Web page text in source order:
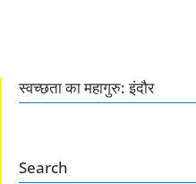
स्वच्छता का महागुरु: इंदौर
Search